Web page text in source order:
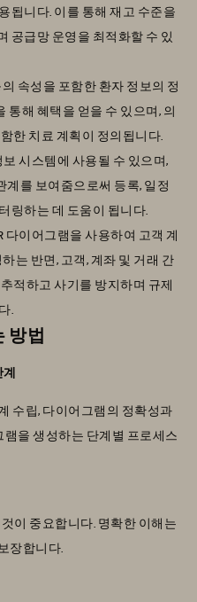
됩니다. 이를 통해 재고 수준을
공급망 운영을 최적화할 수 있
속성을 포함한 환자 정보의 정
통해 혜택을 얻을 수 있으며, 의
한 치료 계획이 정의됩니다.
시스템에 사용될 수 있으며,
계를 보여줌으로써 등록, 일정
링하는 데 도움이 됩니다.
다이어그램을 사용하여 고객 계
는 반면, 고객, 계좌 및 거래 간
적하고 사기를 방지하며 규제
.
방법
계
수립, 다이어그램의 정확성과
램을 생성하는 단계별 프로세스
이 중요합니다. 명확한 이해는
장합니다.